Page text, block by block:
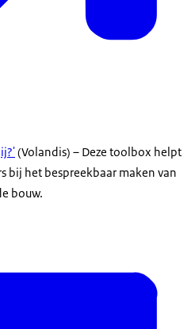
(Volandis) – Deze toolbox helpt
bij het bespreekbaar maken van
bouw.